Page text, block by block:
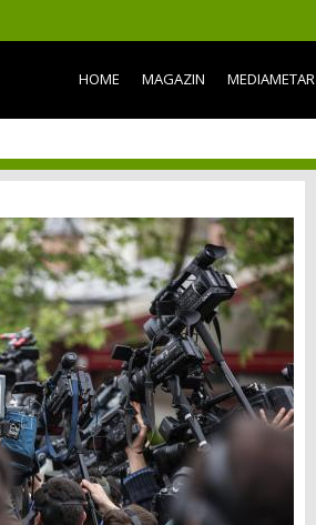
content
HOME MAGAZIN MEDIAMETAR